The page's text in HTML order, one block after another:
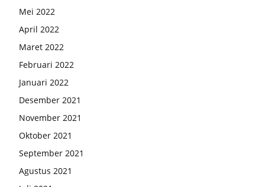
Mei 2022
April 2022
Maret 2022
Februari 2022
Januari 2022
Desember 2021
November 2021
Oktober 2021
September 2021
Agustus 2021